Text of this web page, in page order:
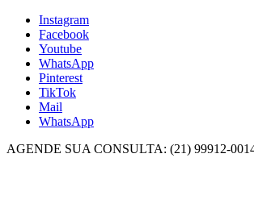
Instagram
Facebook
Youtube
WhatsApp
Pinterest
TikTok
Mail
WhatsApp
AGENDE SUA CONSULTA: (21) 99912-